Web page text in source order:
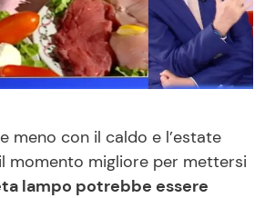
Cucina e Ricette
Consigli di Cucina
Le Ricette in TV
meno con il caldo e l’estate
momento migliore per mettersi
lampo potrebbe essere